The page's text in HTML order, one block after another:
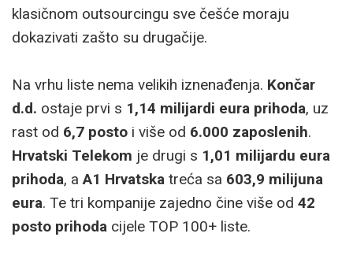
klasičnom outsourcingu sve češće moraju
dokazivati zašto su drugačije.
Na vrhu liste nema velikih iznenađenja. Končar
d.d. ostaje prvi s 1,14 milijardi eura prihoda, uz
rast od 6,7 posto i više od 6.000 zaposlenih.
Hrvatski Telekom je drugi s 1,01 milijardu eura
prihoda, aA1 Hrvatska treća sa 603,9 milijuna
eura. Te tri kompanije zajedno čine više od 42
posto prihoda cijele TOP 100+ liste.